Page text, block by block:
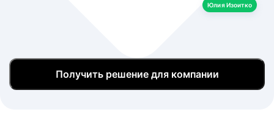
Юлия Изоитко
Получить решение для компании